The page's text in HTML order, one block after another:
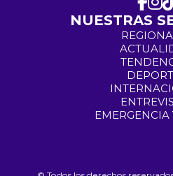
NUESTRAS
EMERGENCIA